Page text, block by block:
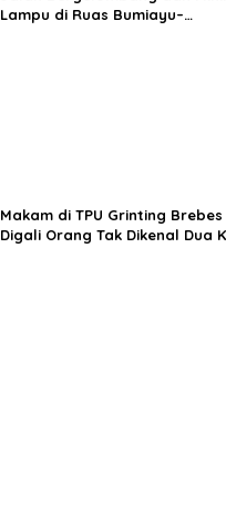
Lampu di Ruas Bumiayu–
Makam di TPU Grinting Brebes
Digali Orang Tak Dikenal Dua